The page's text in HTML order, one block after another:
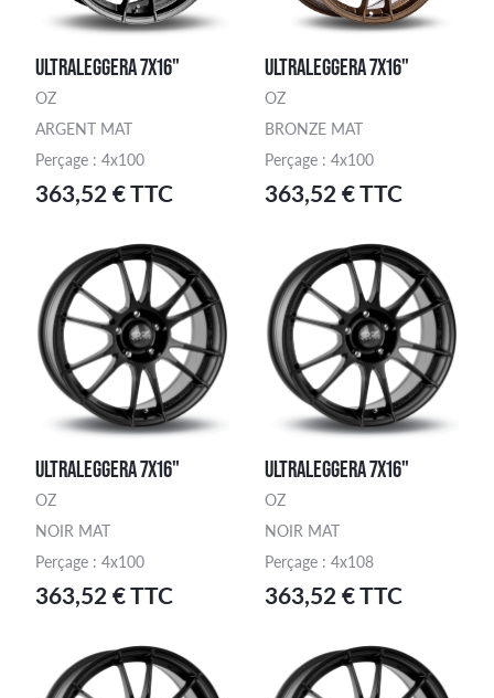
ULTRALEGGERA 7X16"
OZ
ARGENT MAT
Perçage : 4x100
363,52 € TTC
ULTRALEGGERA 7X16"
OZ
BRONZE MAT
Perçage : 4x100
363,52 € TTC
ULTRALEGGERA 7X16"
OZ
NOIR MAT
Perçage : 4x100
363,52 € TTC
ULTRALEGGERA 7X16"
OZ
NOIR MAT
Perçage : 4x108
363,52 € TTC